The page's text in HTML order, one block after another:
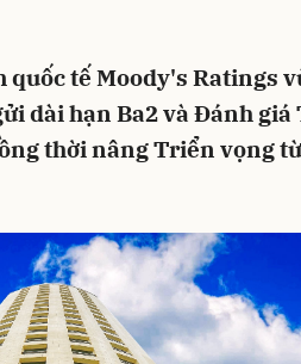
tế Moody's Ratings
dài hạn Ba2 và Đánh
thời nâng Triển vọng